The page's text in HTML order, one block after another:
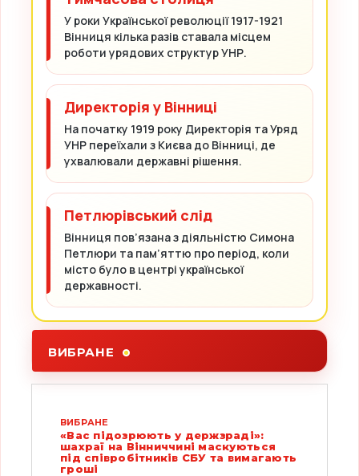
У роки Української революції 1917-1921
Вінниця кілька разів ставала місцем
роботи урядових структур УНР.
Директорія у Вінниці
На початку 1919 року Директорія та Уряд
УНР переїхали з Києва до Вінниці, де
ухвалювали державні рішення.
Петлюрівський слід
Вінниця пов’язана з діяльністю Симона
Петлюри та пам’яттю про період, коли
місто було в центрі української
державності.
ВИБРАНЕ
ВИБРАНЕ
«Вас підозрюють у держзраді»:
шахраї на Вінниччині маскуються
під співробітників СБУ та вимагають
гроші